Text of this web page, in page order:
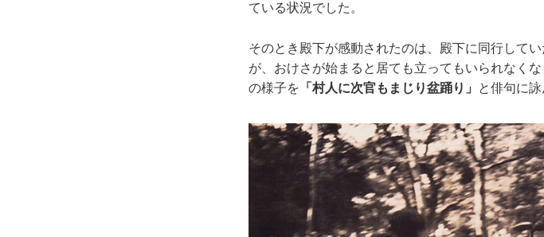
ている状況でした。
そのとき殿下が感動されたのは、殿下に同行して
が、おけさが始まると居ても立ってもいられなく
の様子を 「村人に次官もまじり盆踊り」 と俳句に詠